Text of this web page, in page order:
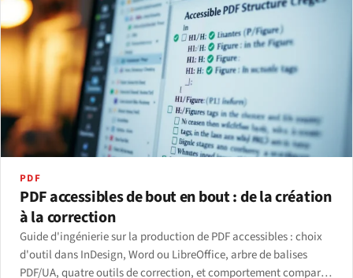
PDF
PDF accessibles de bout en bout : de la création
à la correction
Guide d'ingénierie sur la production de PDF accessibles : choix
d'outil dans InDesign, Word ou LibreOffice, arbre de balises
PDF/UA, quatre outils de correction, et comportement comparé